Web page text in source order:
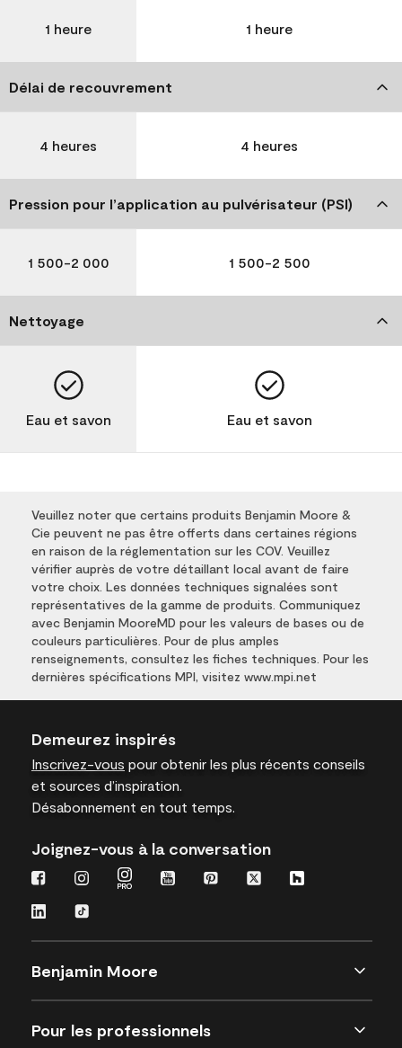
1 heure 1 heure
Délai de recouvrement
4 heures 4 heures
Pression pour l’application au pulvérisateur (PSI)
1 500-2 000 1 500-2 500
Nettoyage
Eau et savon Eau et savon
Veuillez noter que certains produits Benjamin Moore &
Cie peuvent ne pas être offerts dans certaines régions
en raison de la réglementation sur les COV. Veuillez
vérifier auprès de votre détaillant local avant de faire
votre choix. Les données techniques signalées sont
représentatives de la gamme de produits. Communiquez
avec Benjamin MooreMD pour les valeurs de bases ou de
couleurs particulières. Pour de plus amples
renseignements, consultez les fiches techniques. Pour les
dernières spécifications MPI, visitez www.mpi.net
Demeurez inspirés
Inscrivez-vous pour obtenir les plus récents conseils
et sources d’inspiration.
Désabonnement en tout temps.
Joignez-vous à la conversation
Benjamin Moore
Pour les professionnels